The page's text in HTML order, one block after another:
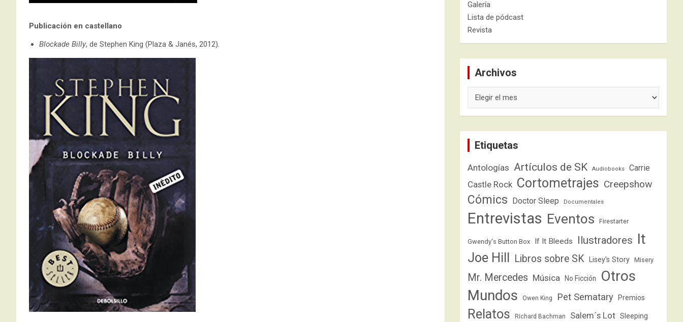
Publicación en castellano
Blockade Billy, de Stephen King (Plaza & Janés, 2012).
Galería
Lista de pódcast
Revista
Archivos
Etiquetas
Antologías Artículos de SK Audiobooks Carrie
Castle Rock Cortometrajes Creepshow
Cómics Doctor Sleep Documentales
Entrevistas Eventos Firestarter
Gwendy's Button Box If It Bleeds Ilustradores It
Joe Hill Libros sobre SK Lisey's Story Misery
Mr. Mercedes Música No Ficción
Otros
Mundos
Owen King Pet Sematary Premios
Relatos Richard Bachman Salem´s Lot Sleeping